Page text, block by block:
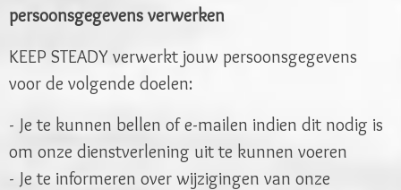
persoonsgegevens verwerken
KEEP STEADY verwerkt jouw persoonsgegevens
voor de volgende doelen:
- Je te kunnen bellen of e-mailen indien dit nodig is
om onze dienstverlening uit te kunnen voeren
- Je te informeren over wijzigingen van onze